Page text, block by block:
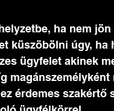
ha nem
küszöbölni úgy,
ügyfelet akinek
magánszemélyként
érdemes szakértő